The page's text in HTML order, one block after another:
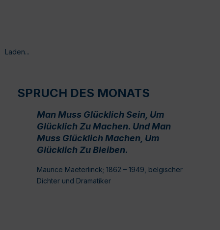
Laden...
SPRUCH DES MONATS
Man Muss Glücklich Sein, Um
Glücklich Zu Machen. Und Man
Muss Glücklich Machen, Um
Glücklich Zu Bleiben.
Maurice Maeterlinck; 1862 – 1949, belgischer
Dichter und Dramatiker